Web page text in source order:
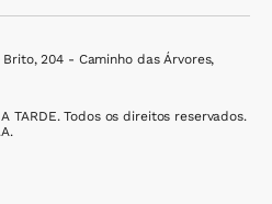
204 - Caminho das Árvores,
TARDE. Todos os direitos reservados.